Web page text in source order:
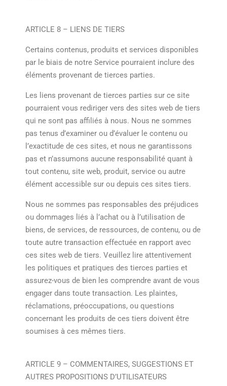
ARTICLE 8 – LIENS DE TIERS
Certains contenus, produits et services disponibles
par le biais de notre Service pourraient inclure des
éléments provenant de tierces parties.
Les liens provenant de tierces parties sur ce site
pourraient vous rediriger vers des sites web de tiers
qui ne sont pas affiliés à nous. Nous ne sommes
pas tenus d’examiner ou d’évaluer le contenu ou
l’exactitude de ces sites, et nous ne garantissons
pas et n’assumons aucune responsabilité quant à
tout contenu, site web, produit, service ou autre
élément accessible sur ou depuis ces sites tiers.
Nous ne sommes pas responsables des préjudices
ou dommages liés à l’achat ou à l’utilisation de
biens, de services, de ressources, de contenu, ou de
toute autre transaction effectuée en rapport avec
ces sites web de tiers. Veuillez lire attentivement
les politiques et pratiques des tierces parties et
assurez-vous de bien les comprendre avant de vous
engager dans toute transaction. Les plaintes,
réclamations, préoccupations, ou questions
concernant les produits de ces tiers doivent être
soumises à ces mêmes tiers.
ARTICLE 9 – COMMENTAIRES, SUGGESTIONS ET
AUTRES PROPOSITIONS D’UTILISATEURS